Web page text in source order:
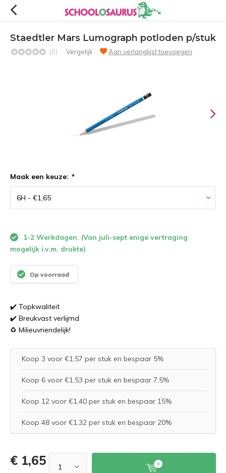
Staedtler Mars Lumograph potloden p/stuk
(0) Vergelijk Aan verlanglijst toevoegen
Maak een keuze: *
1-2 Werkdagen. (Van juli-sept enige vertraging
mogelijk i.v.m. drukte)
Op voorraad
✔️ Topkwaliteit
✔️ Breukvast verlijmd
♻️ Milieuvriendelijk!
Koop 3 voor €1,57 per stuk en bespaar 5%
Koop 6 voor €1,53 per stuk en bespaar 7,5%
Koop 12 voor €1,40 per stuk en bespaar 15%
Koop 48 voor €1,32 per stuk en bespaar 20%
€ 1,65